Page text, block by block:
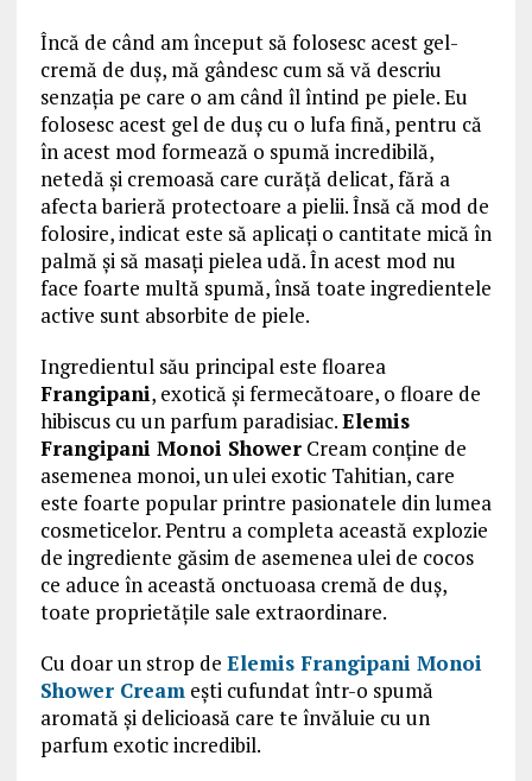
Încă de când am început să folosesc acest gel-
cremă de duș, mă gândesc cum să vă descriu
senzația pe care o am când îl întind pe piele. Eu
folosesc acest gel de duş cu o lufa fină, pentru că
în acest mod formează o spumă incredibilă,
netedă și cremoasă care curăță delicat, fără a
afecta barieră protectoare a pielii. Însă că mod de
folosire, indicat este să aplicați o cantitate mică în
palmă și să masați pielea udă. În acest mod nu
face foarte multă spumă, însă toate ingredientele
active sunt absorbite de piele.
Ingredientul său principal este floarea
Frangipani, exotică și fermecătoare, o floare de
hibiscus cu un parfum paradisiac.Elemis
Frangipani Monoi ShowerCream conține de
asemenea monoi, un ulei exotic Tahitian, care
este foarte popular printre pasionatele din lumea
cosmeticelor. Pentru a completa această explozie
de ingrediente găsim de asemenea ulei de cocos
ce aduce în această onctuoasa cremă de duș,
toate proprietățile sale extraordinare.
Cu doar un strop de Elemis Frangipani Monoi
Shower Creamești cufundat într-o spumă
aromată și delicioasă care te învăluie cu un
parfum exotic incredibil.